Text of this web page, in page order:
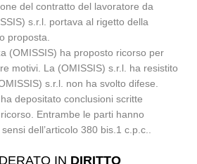
del contratto del lavoratore da
s.r.l. portava al rigetto della
proposta.
(OMISSIS) ha proposto ricorso per
motivi. La (OMISSIS) s.r.l. ha resistito
s.r.l. non ha svolto difese.
depositato conclusioni scritte
Entrambe le parti hanno
dell’articolo 380 bis.1 c.p.c..
IN DIRITTO